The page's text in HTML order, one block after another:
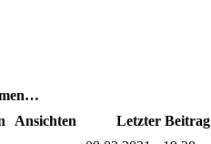
Ansichten
Letzter Beitrag